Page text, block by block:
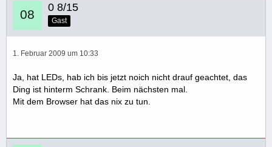
0 8/15
Gast
1. Februar 2009 um 10:33
Ja, hat LEDs, hab ich bis jetzt noich nicht drauf geachtet, das
Ding ist hinterm Schrank. Beim nächsten mal.
Mit dem Browser hat das nix zu tun.